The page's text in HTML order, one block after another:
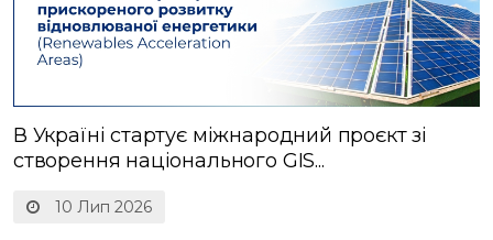
10 Лип 2026
В Україні стартує міжнародний проєкт зі
створення національного GIS...